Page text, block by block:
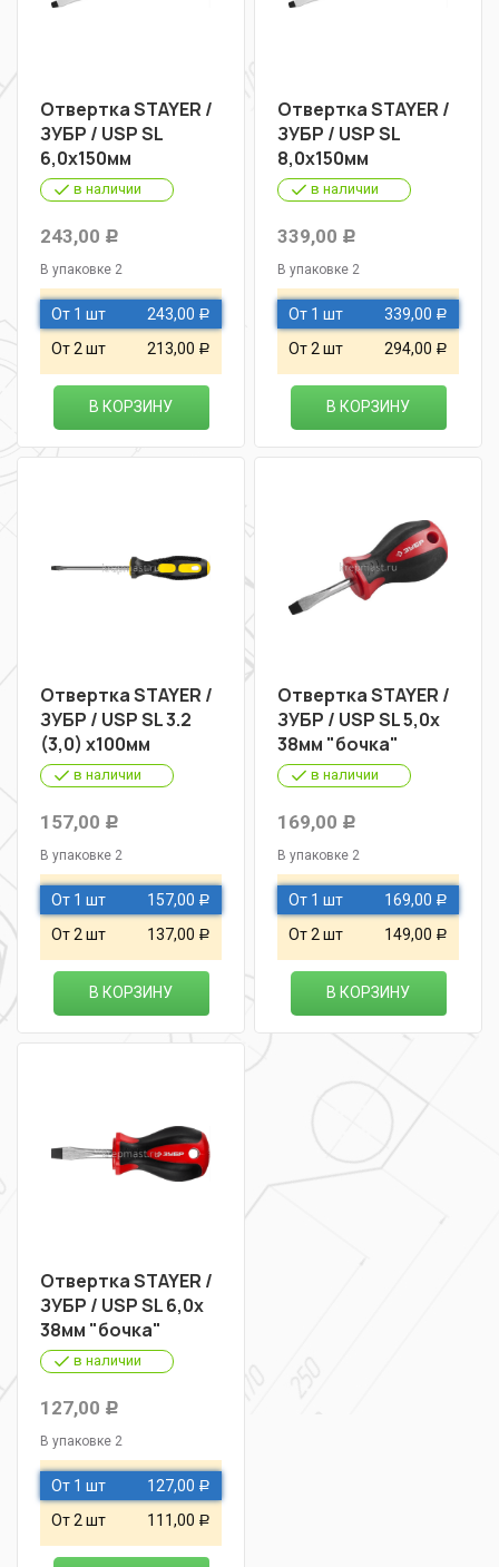
Отвертка STAYER /
ЗУБР / USP SL
6,0х150мм
в наличии
243,00 Р
В упаковке 2
От 1 шт 243,00 Р
От 2 шт 213,00 Р
В КОРЗИНУ
Отвертка STAYER /
ЗУБР / USP SL
8,0х150мм
в наличии
339,00 Р
В упаковке 2
От 1 шт 339,00 Р
От 2 шт 294,00 Р
В КОРЗИНУ
Отвертка STAYER /
ЗУБР / USP SL 3.2
(3,0) х100мм
в наличии
157,00 Р
В упаковке 2
От 1 шт 157,00 Р
От 2 шт 137,00 Р
В КОРЗИНУ
Отвертка STAYER /
ЗУБР / USP SL 5,0х
38мм "бочка"
в наличии
169,00 Р
В упаковке 2
От 1 шт 169,00 Р
От 2 шт 149,00 Р
В КОРЗИНУ
Отвертка STAYER /
ЗУБР / USP SL 6,0х
38мм "бочка"
в наличии
127,00 Р
В упаковке 2
От 1 шт 127,00 Р
От 2 шт 111,00 Р